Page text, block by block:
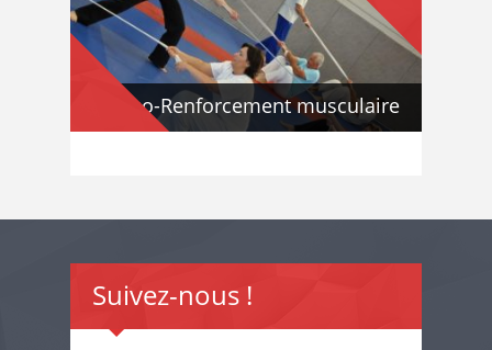
Taiso-Renforcement musculaire
Suivez-nous !